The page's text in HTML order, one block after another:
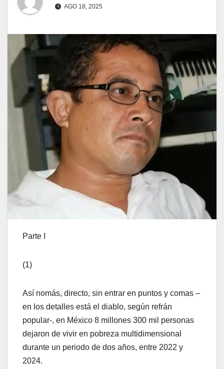
AGO 18, 2025
Parte I
(1)
Así nomás, directo, sin entrar en puntos y comas –
en los detalles está el diablo, según refrán
popular-, en México 8 millones 300 mil personas
dejaron de vivir en pobreza multidimensional
durante un periodo de dos años, entre 2022 y
2024.